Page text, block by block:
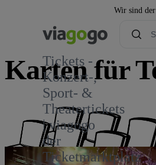
Wir sind
Tickets -
Konzert-,
Sport- &
Theatertickets
| viagogo
der
Ticketmarktplatz
Karten für